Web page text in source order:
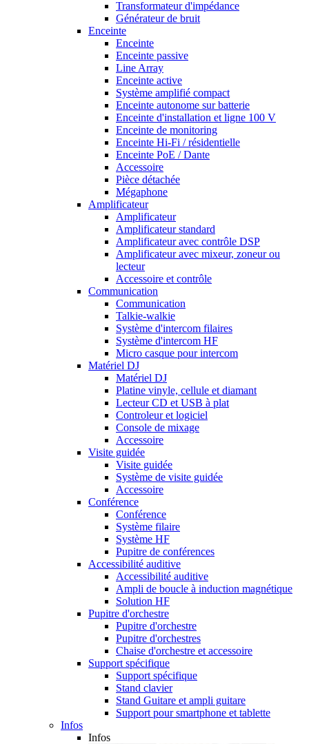
Transformateur d'impédance
Générateur de bruit
Enceinte
Enceinte
Enceinte passive
Line Array
Enceinte active
Système amplifié compact
Enceinte autonome sur batterie
Enceinte d'installation et ligne 100 V
Enceinte de monitoring
Enceinte Hi-Fi / résidentielle
Enceinte PoE / Dante
Accessoire
Pièce détachée
Mégaphone
Amplificateur
Amplificateur
Amplificateur standard
Amplificateur avec contrôle DSP
Amplificateur avec mixeur, zoneur ou
lecteur
Accessoire et contrôle
Communication
Communication
Talkie-walkie
Système d'intercom filaires
Système d'intercom HF
Micro casque pour intercom
Matériel DJ
Matériel DJ
Platine vinyle, cellule et diamant
Lecteur CD et USB à plat
Controleur et logiciel
Console de mixage
Accessoire
Visite guidée
Visite guidée
Système de visite guidée
Accessoire
Conférence
Conférence
Système filaire
Système HF
Pupitre de conférences
Accessibilité auditive
Accessibilité auditive
Ampli de boucle à induction magnétique
Solution HF
Pupitre d'orchestre
Pupitre d'orchestre
Pupitre d'orchestres
Chaise d'orchestre et accessoire
Support spécifique
Support spécifique
Stand clavier
Stand Guitare et ampli guitare
Support pour smartphone et tablette
Infos
Infos